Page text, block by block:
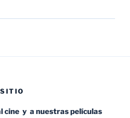
cine y a nuestras películas